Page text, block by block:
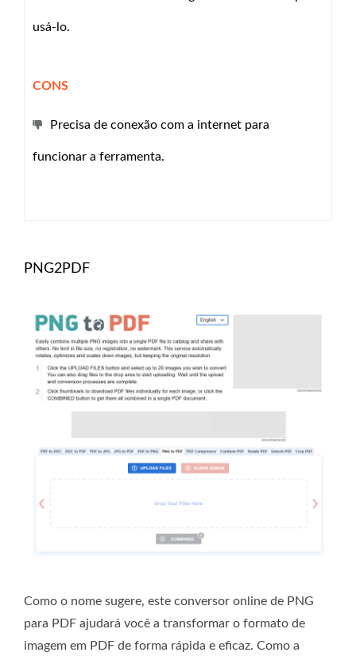
usá-lo.
CONS
Precisa de conexão com a internet para
funcionar a ferramenta.
PNG2PDF
Como o nome sugere, este conversor online de PNG
para PDF ajudará você a transformar o formato de
imagem em PDF de forma rápida e eficaz. Como a